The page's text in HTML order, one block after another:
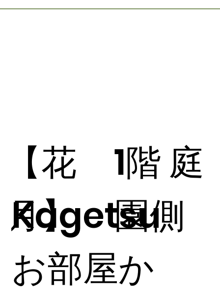
【花
月】
お部屋か
Kagetsu
1階 庭
園側